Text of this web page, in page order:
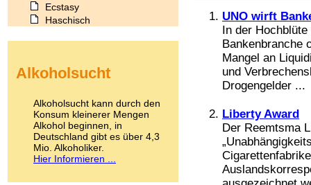
UNO wirft
In der
Bankenbranche
Mangel an
und
Drogengelder ...
Liberty Award
Der Reemtsma
Ecstasy
Haschisch
Kokain
LSD
Marihuana
Medikamente
Meskalin
Metamphetamin
Methadon
Alkoholsucht
Alkoholsucht kann durch den
Konsum kleinerer Mengen
Alkohol beginnen, in
Deutschland gibt es über 4,3
Mio. Alkoholiker.
Hier Informieren ...